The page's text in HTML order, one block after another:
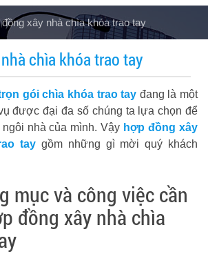
xây nhà chìa khóa trao tay
chìa khóa trao tay
gói chìa khóa trao tay đang là một
được đại đa số chúng ta lựa chọn để
nhà của mình. Vậy hợp đồng xây
tay gồm những gì mời quý khách
mục và công việc cần
đồng xây nhà chìa